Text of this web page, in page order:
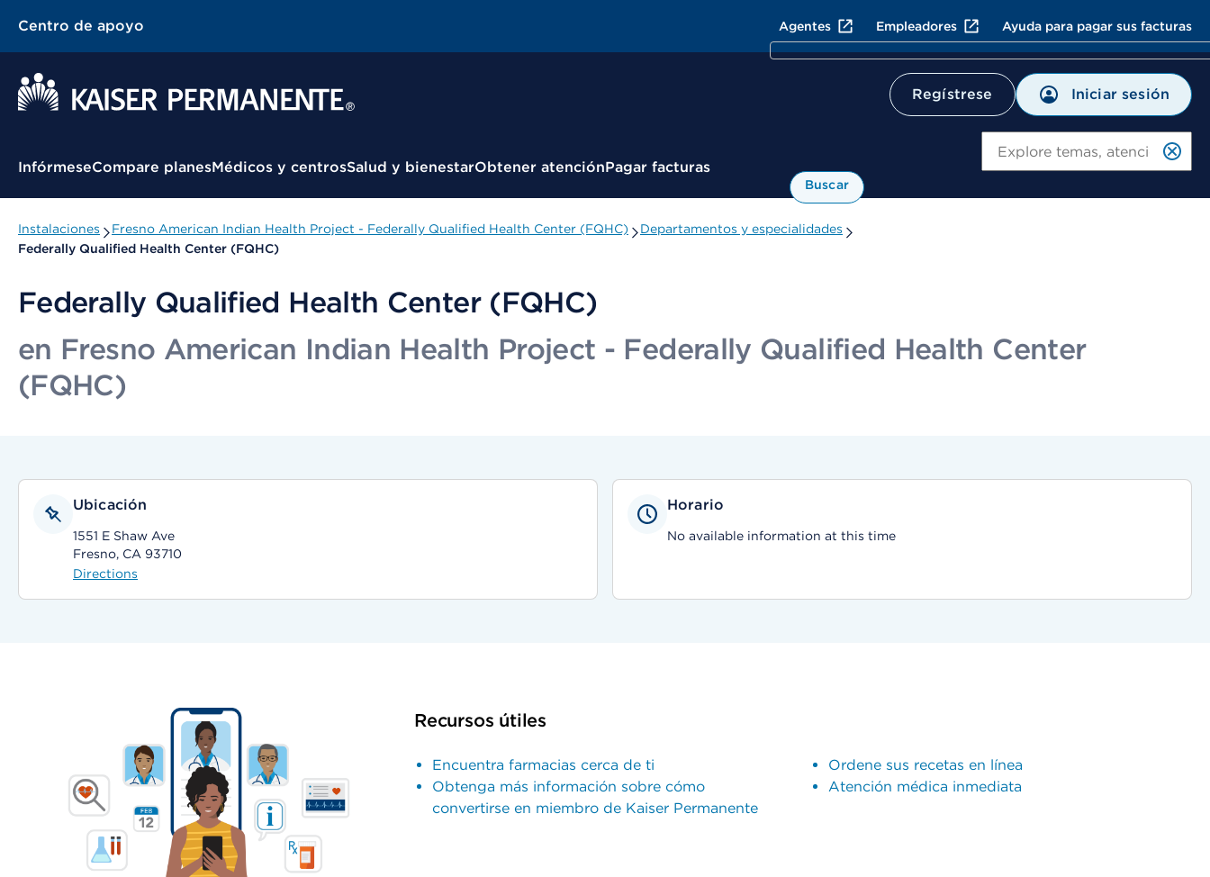
Centro de apoyo Agentes Empleadores Ayuda para pagar sus facturas
Regístrese Iniciar sesión
Menú contextual
InfórmeseCompare planesMédicos y centrosSalud y bienestarObtener atenciónPagar facturas
Buscar
Instalaciones Fresno American Indian Health Project - Federally Qualified Health Center (FQHC)
Departamentos y especialidades
Federally Qualified Health Center (FQHC)
Federally Qualified Health Center (FQHC)
en Fresno American Indian Health Project - Federally Qualified Health Center
(FQHC)
Ubicación
1551 E Shaw Ave
Fresno, CA 93710
Directions
Horario
No available information at this time
Recursos útiles
Encuentra farmacias cerca de ti
Obtenga más información sobre cómo
convertirse en miembro de Kaiser Permanente
Ordene sus recetas en línea
Atención médica inmediata